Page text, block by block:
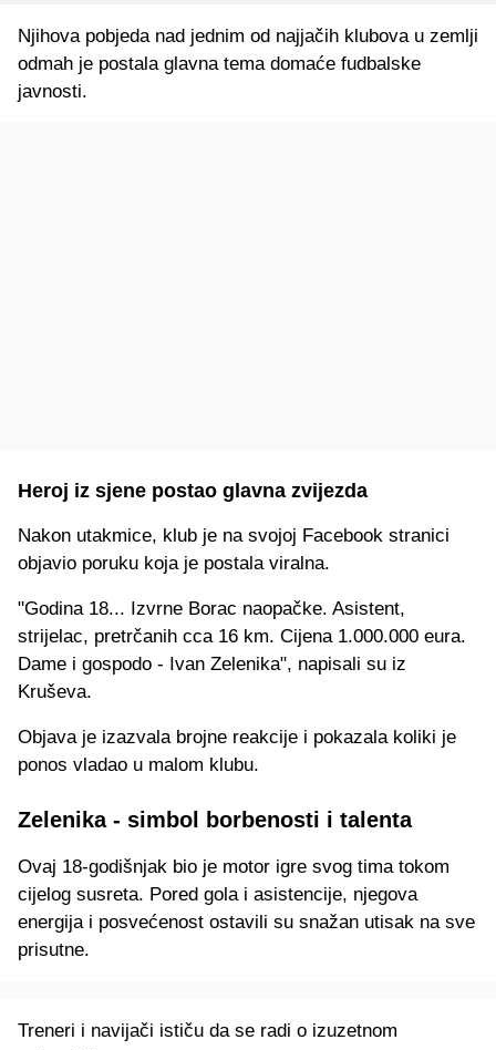
Njihova pobjeda nad jednim od najjačih klubova u zemlji
odmah je postala glavna tema domaće fudbalske
javnosti.
Heroj iz sjene postao glavna zvijezda
Nakon utakmice, klub je na svojoj Facebook stranici
objavio poruku koja je postala viralna.
"Godina 18... Izvrne Borac naopačke. Asistent,
strijelac, pretrčanih cca 16 km. Cijena 1.000.000 eura.
Dame i gospodo - Ivan Zelenika", napisali su iz
Kruševa.
Objava je izazvala brojne reakcije i pokazala koliki je
ponos vladao u malom klubu.
Zelenika - simbol borbenosti i talenta
Ovaj 18-godišnjak bio je motor igre svog tima tokom
cijelog susreta. Pored gola i asistencije, njegova
energija i posvećenost ostavili su snažan utisak na sve
prisutne.
Treneri i navijači ističu da se radi o izuzetnom